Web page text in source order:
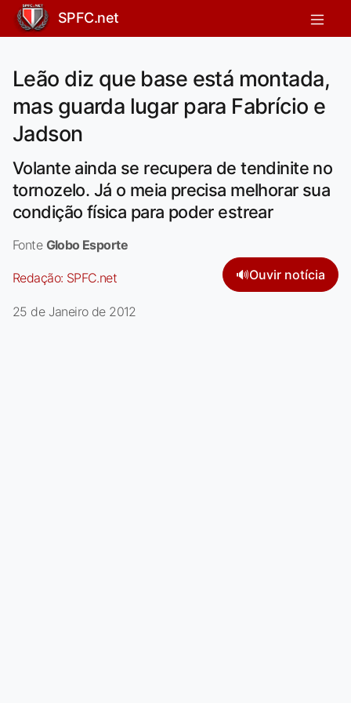
SPFC.net
Leão diz que base está montada,
mas guarda lugar para Fabrício e
Jadson
Volante ainda se recupera de tendinite no
tornozelo. Já o meia precisa melhorar sua
condição física para poder estrear
Fonte Globo Esporte
Redação: SPFC.net 🔊Ouvir notícia
25 de Janeiro de 2012